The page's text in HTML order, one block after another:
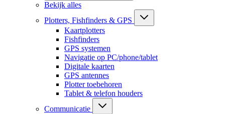
Bekijk alles
Plotters, Fishfinders & GPS
Kaartplotters
Fishfinders
GPS systemen
Navigatie op PC/phone/tablet
Digitale kaarten
GPS antennes
Plotter toebehoren
Tablet & telefon houders
Communicatie